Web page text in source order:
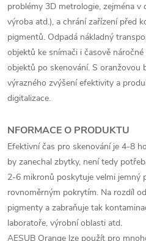
problémy 3D metrologie, zejména
výroba atd.), a chrání zařízení před
pigmentů. Odpadá nákladný
objektů ke snímači i časově
objektů po skenování. S oranžovou
výrazného zvýšení efektivity a
digitalizace.
NFORMACE O PRODUKTU
Efektivní čas pro skenování je 4-8
by zanechal zbytky, není tedy
2-6 mikronů poskytuje velmi jemný
rovnoměrným pokrytím. Na rozdíl
pigmenty a zabraňuje tak
laboratoře, výrobní oblasti atd.
AESUB Orange lze použít pro